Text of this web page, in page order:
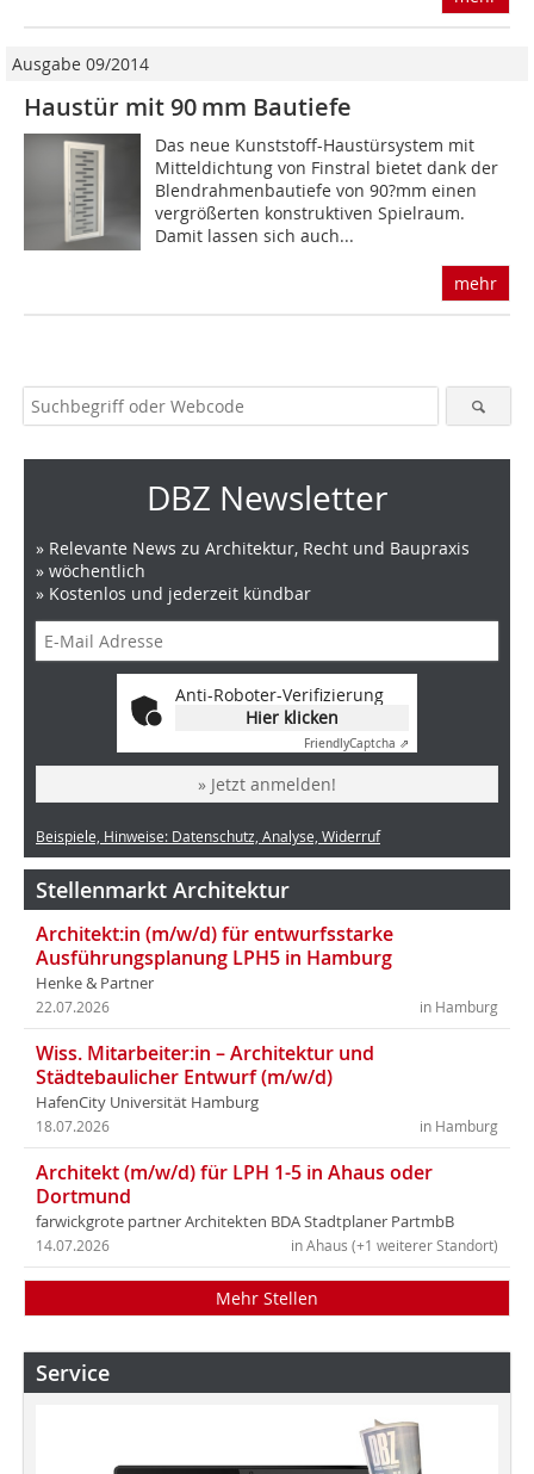
Ausgabe 09/2014
Haustür mit 90 mm Bautiefe
Das neue Kunststoff-Haustürsystem mit
Mitteldichtung von Finstral bietet dank der
Blendrahmenbautiefe von 90?mm einen
vergrößerten konstruktiven Spielraum.
Damit lassen sich auch...
mehr
DBZ Newsletter
» Relevante News zu Architektur, Recht und Baupraxis
» wöchentlich
» Kostenlos und jederzeit kündbar
Anti-Roboter-Verifizierung
Hier klicken
FriendlyCaptcha ⇗
» Jetzt anmelden!
Beispiele, Hinweise: Datenschutz, Analyse, Widerruf
Stellenmarkt Architektur
Architekt:in (m/w/d) für entwurfsstarke
Ausführungsplanung LPH5 in Hamburg
Henke & Partner
in Hamburg
22.07.2026
Wiss. Mitarbeiter:in – Architektur und
Städtebaulicher Entwurf (m/w/d)
HafenCity Universität Hamburg
in Hamburg
18.07.2026
Architekt (m/w/d) für LPH 1-5 in Ahaus oder
Dortmund
farwickgrote partner Architekten BDA Stadtplaner PartmbB
in Ahaus (+1 weiterer Standort)
14.07.2026
Mehr Stellen
Service